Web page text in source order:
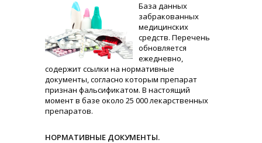
База данных
забракованных
медицинских
средств. Перечень
обновляется
ежедневно,
содержит ссылки на нормативные
документы, согласно которым препарат
признан фальсификатом. В настоящий
момент в базе около 25 000 лекарственных
препаратов.
НОРМАТИВНЫЕ ДОКУМЕНТЫ.